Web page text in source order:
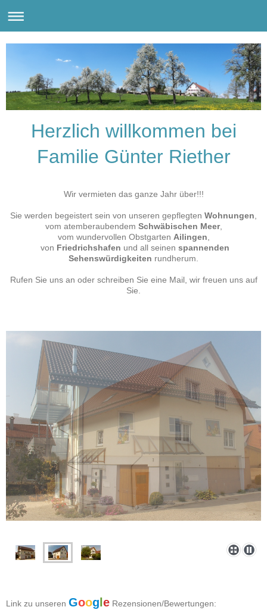
Herzlich willkommen bei
Familie Günter Riether
Wir vermieten das ganze Jahr über!!!
Sie werden begeistert sein von unseren gepflegten Wohnungen
vom atemberaubendem Schwäbischen Meer,
vom wundervollen Obstgarten Ailingen
von Friedrichshafen und all seinen spannenden
Sehenswürdigkeiten rundherum.
Rufen Sie uns an oder schreiben Sie eine Mail, wir freuen uns auf
Sie.
Link zu unseren Google Rezensionen/Bewertungen: